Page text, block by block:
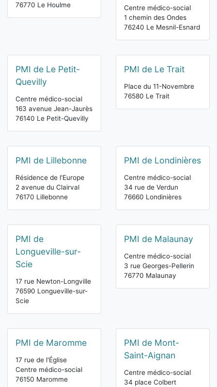
76770 Le Houlme
Centre médico-social
1 chemin des Ondes
76240 Le Mesnil-Esnard
PMI de Le Petit-
Quevilly
Centre médico-social
163 avenue Jean-Jaurès
76140 Le Petit-Quevilly
PMI de Le Trait
Place du 11-Novembre
76580 Le Trait
PMI de Lillebonne
Résidence de l'Europe
2 avenue du Clairval
76170 Lillebonne
PMI de Londinières
Centre médico-social
34 rue de Verdun
76660 Londinières
PMI de
Longueville-sur-
Scie
17 rue Newton-Longville
76590 Longueville-sur-
Scie
PMI de Malaunay
Centre médico-social
3 rue Georges-Pellerin
76770 Malaunay
PMI de Maromme
17 rue de l'Église
Centre médico-social
76150 Maromme
PMI de Mont-
Saint-Aignan
Centre médico-social
34 place Colbert